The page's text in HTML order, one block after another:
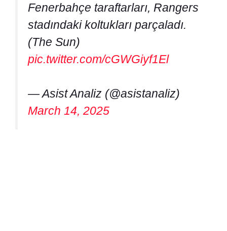
Fenerbahçe taraftarları, Rangers
stadındaki koltukları parçaladı.
(The Sun)
pic.twitter.com/cGWGiyf1El
— Asist Analiz (@asistanaliz)
March 14, 2025